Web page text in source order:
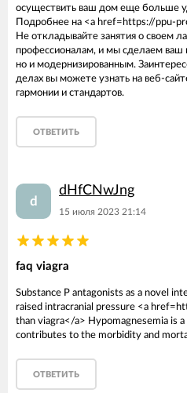
осуществить ваш дом еще больше
Подробнее на <a href=https://ppu-
Не откладывайте занятия о своем
профессионалам, и мы сделаем ваш
но и модернизированным.
делах вы можете узнать на веб-
гармонии и стандартов.
ОТВЕТИТЬ
d
dHfCNwJng
15 июля 2023 21:14
faq viagra
Substance P antagonists as a novel
raised intracranial pressure <a
than viagra</a> Hypomagnesemia is
contributes to the morbidity and
ОТВЕТИТЬ